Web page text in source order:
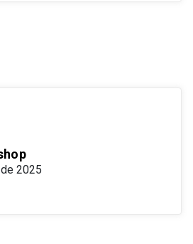
2025